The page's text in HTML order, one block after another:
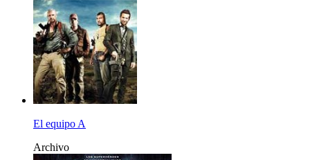
El equipo A
Archivo